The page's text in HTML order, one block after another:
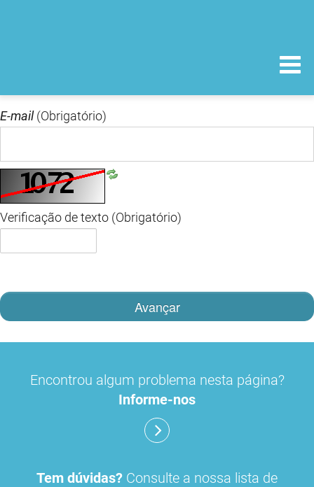
E-mail (Obrigatório)
Verificação de texto (Obrigatório)
Avançar
Encontrou algum problema nesta página?
Informe-nos
Tem dúvidas? Consulte a nossa lista de